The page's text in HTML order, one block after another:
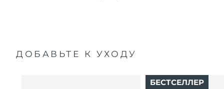
ДОБАВЬТЕ К УХОДУ
БЕСТСЕЛЛЕР